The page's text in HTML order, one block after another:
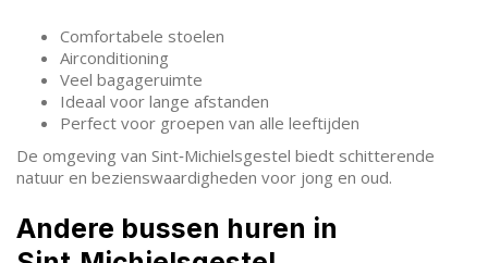
Comfortabele stoelen
Airconditioning
Veel bagageruimte
Ideaal voor lange afstanden
Perfect voor groepen van alle leeftijden
De omgeving van Sint‑Michielsgestel biedt schitterende
natuur en bezienswaardigheden voor jong en oud.
Andere bussen huren in